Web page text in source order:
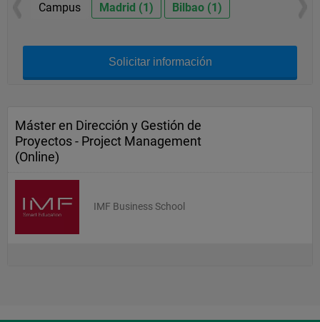
Campus Madrid (1) Bilbao (1)
Solicitar información
Máster en Dirección y Gestión de
Proyectos - Project Management
(Online)
IMF Business School